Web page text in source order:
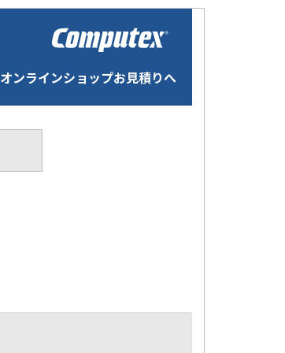
オンラインショップお見積りへ